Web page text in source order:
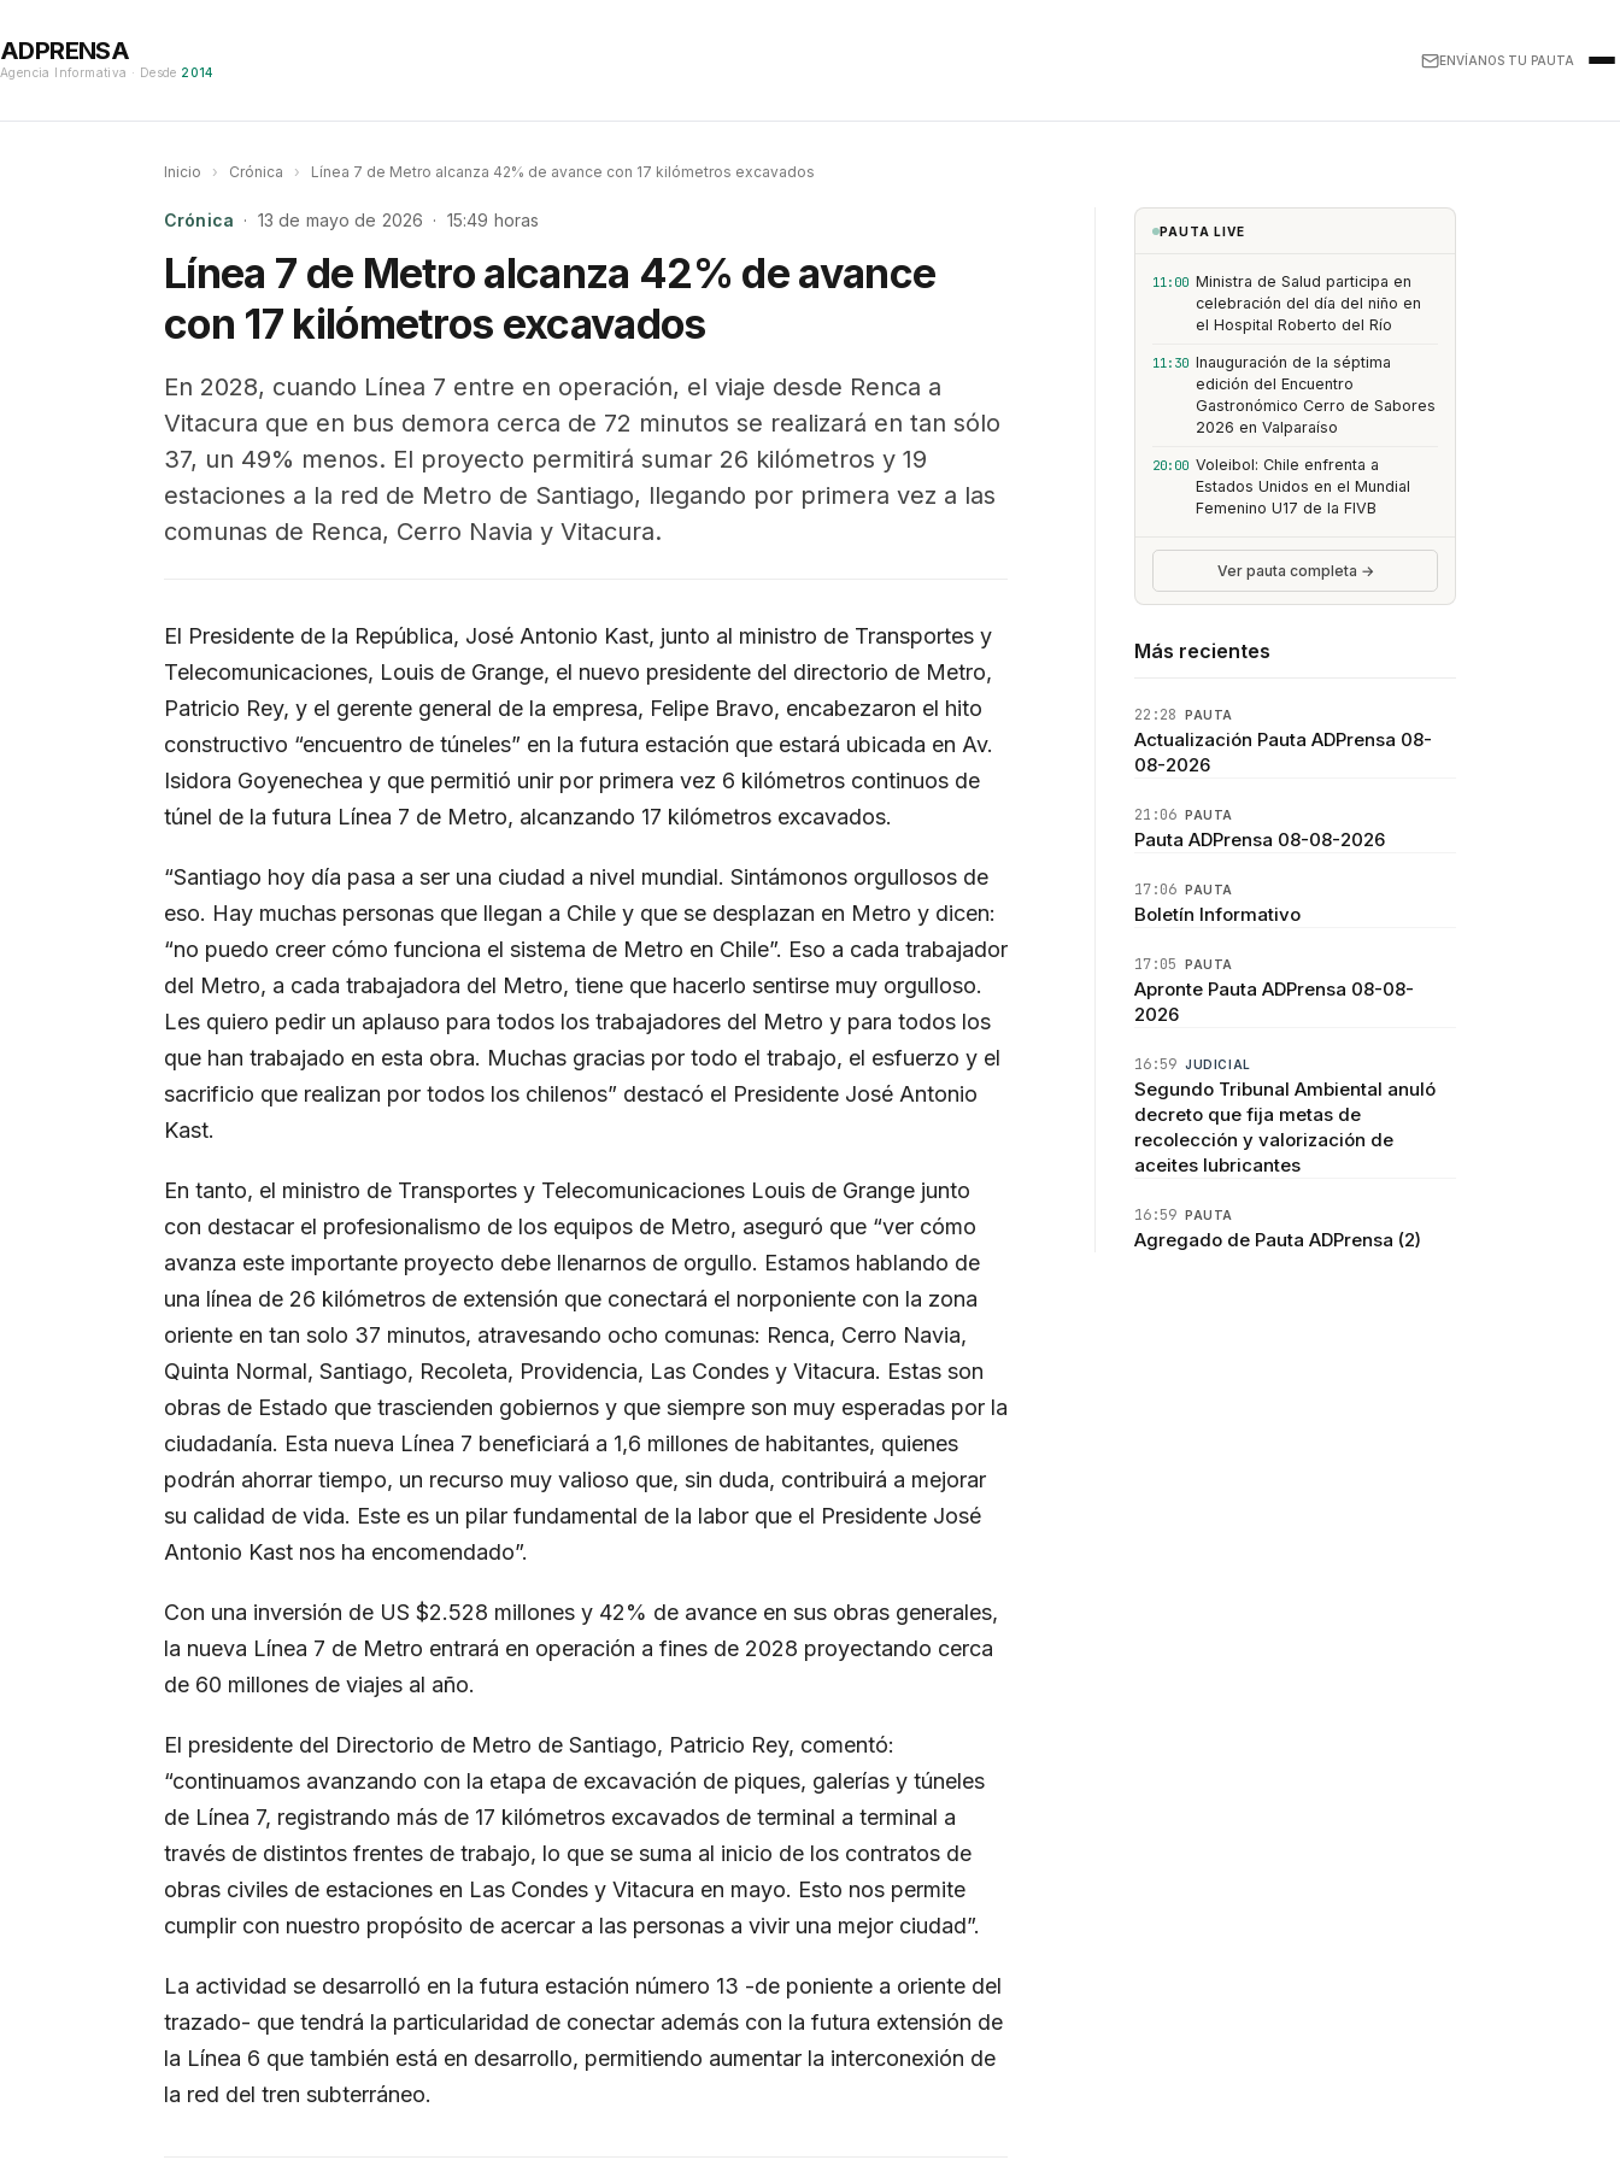
ADPRENSA
Agencia Informativa · Desde 2014
ENVÍANOS TU PAUTA
Inicio › Crónica › Línea 7 de Metro alcanza 42% de avance con 17 kilómetros excavados
Crónica · 13 de mayo de 2026 · 15:49 horas
Línea 7 de Metro alcanza 42% de avance
con 17 kilómetros excavados
En 2028, cuando Línea 7 entre en operación, el viaje desde Renca a
Vitacura que en bus demora cerca de 72 minutos se realizará en tan sólo
37, un 49% menos. El proyecto permitirá sumar 26 kilómetros y 19
estaciones a la red de Metro de Santiago, llegando por primera vez a las
comunas de Renca, Cerro Navia y Vitacura.
El Presidente de la República, José Antonio Kast, junto al ministro de Transportes y
Telecomunicaciones, Louis de Grange, el nuevo presidente del directorio de Metro,
Patricio Rey, y el gerente general de la empresa, Felipe Bravo, encabezaron el hito
constructivo “encuentro de túneles” en la futura estación que estará ubicada en Av.
Isidora Goyenechea y que permitió unir por primera vez 6 kilómetros continuos de
túnel de la futura Línea 7 de Metro, alcanzando 17 kilómetros excavados.
“Santiago hoy día pasa a ser una ciudad a nivel mundial. Sintámonos orgullosos de
eso. Hay muchas personas que llegan a Chile y que se desplazan en Metro y dicen:
“no puedo creer cómo funciona el sistema de Metro en Chile”. Eso a cada trabajador
del Metro, a cada trabajadora del Metro, tiene que hacerlo sentirse muy orgulloso.
Les quiero pedir un aplauso para todos los trabajadores del Metro y para todos los
que han trabajado en esta obra. Muchas gracias por todo el trabajo, el esfuerzo y el
sacrificio que realizan por todos los chilenos” destacó el Presidente José Antonio
Kast.
En tanto, el ministro de Transportes y Telecomunicaciones Louis de Grange junto
con destacar el profesionalismo de los equipos de Metro, aseguró que “ver cómo
avanza este importante proyecto debe llenarnos de orgullo. Estamos hablando de
una línea de 26 kilómetros de extensión que conectará el norponiente con la zona
oriente en tan solo 37 minutos, atravesando ocho comunas: Renca, Cerro Navia,
Quinta Normal, Santiago, Recoleta, Providencia, Las Condes y Vitacura. Estas son
obras de Estado que trascienden gobiernos y que siempre son muy esperadas por la
ciudadanía. Esta nueva Línea 7 beneficiará a 1,6 millones de habitantes, quienes
podrán ahorrar tiempo, un recurso muy valioso que, sin duda, contribuirá a mejorar
su calidad de vida. Este es un pilar fundamental de la labor que el Presidente José
Antonio Kast nos ha encomendado”.
Con una inversión de US $2.528 millones y 42% de avance en sus obras generales,
la nueva Línea 7 de Metro entrará en operación a fines de 2028 proyectando cerca
de 60 millones de viajes al año.
El presidente del Directorio de Metro de Santiago, Patricio Rey, comentó:
“continuamos avanzando con la etapa de excavación de piques, galerías y túneles
de Línea 7, registrando más de 17 kilómetros excavados de terminal a terminal a
través de distintos frentes de trabajo, lo que se suma al inicio de los contratos de
obras civiles de estaciones en Las Condes y Vitacura en mayo. Esto nos permite
cumplir con nuestro propósito de acercar a las personas a vivir una mejor ciudad”.
La actividad se desarrolló en la futura estación número 13 -de poniente a oriente del
trazado- que tendrá la particularidad de conectar además con la futura extensión de
la Línea 6 que también está en desarrollo, permitiendo aumentar la interconexión de
la red del tren subterráneo.
PAUTA LIVE
11:00 Ministra de Salud participa en
celebración del día del niño en
el Hospital Roberto del Río
11:30 Inauguración de la séptima
edición del Encuentro
Gastronómico Cerro de Sabores
2026 en Valparaíso
20:00 Voleibol: Chile enfrenta a
Estados Unidos en el Mundial
Femenino U17 de la FIVB
Ver pauta completa →
Más recientes
22:28 PAUTA
Actualización Pauta ADPrensa 08-
08-2026
21:06 PAUTA
Pauta ADPrensa 08-08-2026
17:06 PAUTA
Boletín Informativo
17:05 PAUTA
Apronte Pauta ADPrensa 08-08-
2026
16:59 JUDICIAL
Segundo Tribunal Ambiental anuló
decreto que fija metas de
recolección y valorización de
aceites lubricantes
16:59 PAUTA
Agregado de Pauta ADPrensa (2)